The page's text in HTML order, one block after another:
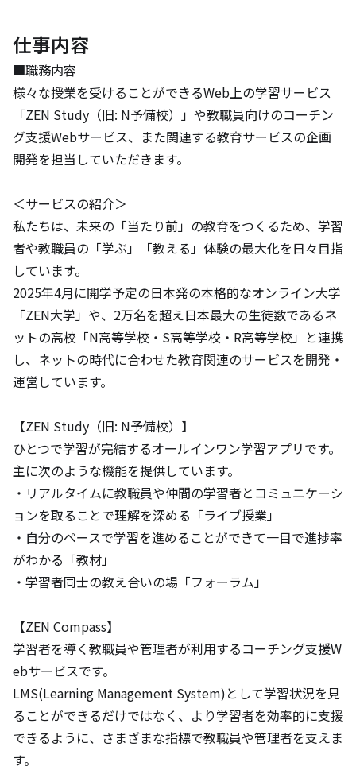
仕事内容
■職務内容
様々な授業を受けることができるWeb上の学習サービス
「ZEN Study（旧: N予備校）」や教職員向けのコーチン
グ支援Webサービス、また関連する教育サービスの企画
開発を担当していただきます。
＜サービスの紹介＞
私たちは、未来の「当たり前」の教育をつくるため、学習
者や教職員の「学ぶ」「教える」体験の最大化を日々目指
しています。
2025年4月に開学予定の日本発の本格的なオンライン大学
「ZEN大学」や、2万名を超え日本最大の生徒数であるネ
ットの高校「N高等学校・S高等学校・R高等学校」と連携
し、ネットの時代に合わせた教育関連のサービスを開発・
運営しています。
【ZEN Study（旧: N予備校）】
ひとつで学習が完結するオールインワン学習アプリです。
主に次のような機能を提供しています。
・リアルタイムに教職員や仲間の学習者とコミュニケーシ
ョンを取ることで理解を深める「ライブ授業」
・自分のペースで学習を進めることができて一目で進捗率
がわかる「教材」
・学習者同士の教え合いの場「フォーラム」
【ZEN Compass】
学習者を導く教職員や管理者が利用するコーチング支援W
ebサービスです。
LMS(Learning Management System)として学習状況を見
ることができるだけではなく、より学習者を効率的に支援
できるように、さまざまな指標で教職員や管理者を支えま
す。